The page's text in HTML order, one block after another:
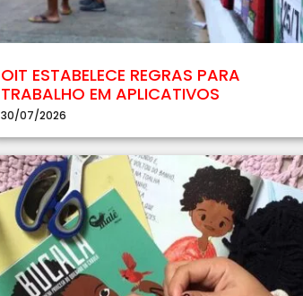
OIT ESTABELECE REGRAS PARA
TRABALHO EM APLICATIVOS
30/07/2026